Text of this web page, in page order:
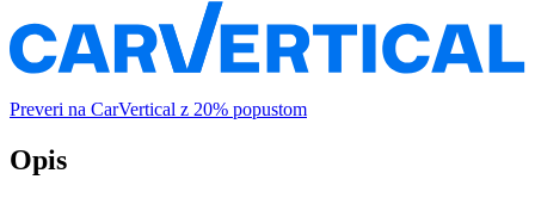
Preveri na CarVertical z 20% popustom
Opis